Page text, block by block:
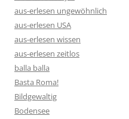
aus-erlesen ungewöhnlich
aus-erlesen USA
aus-erlesen wissen
aus-erlesen zeitlos
balla balla
Basta Roma!
Bildgewaltig
Bodensee